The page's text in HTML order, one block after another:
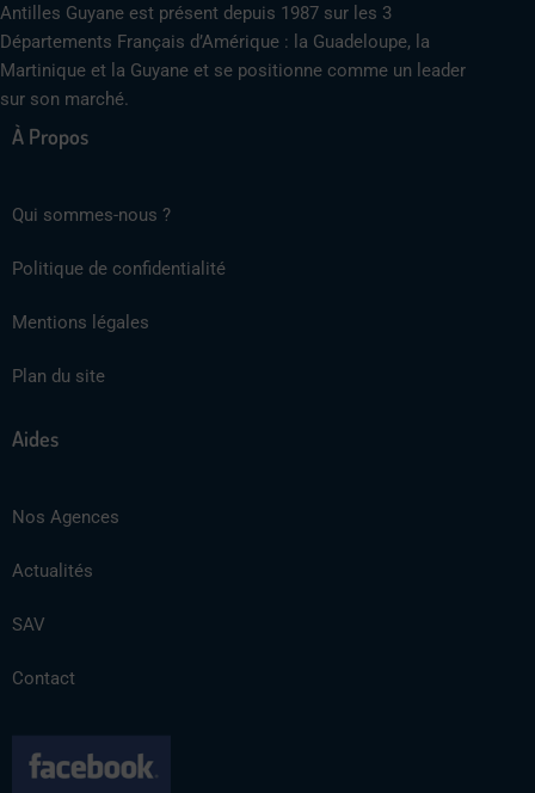
Antilles Guyane est présent depuis 1987 sur les 3
Départements Français d’Amérique : la Guadeloupe, la
Martinique et la Guyane et se positionne comme un leader
sur son marché.
À Propos
Qui sommes-nous ?
Politique de confidentialité
Mentions légales
Plan du site
Aides
Nos Agences
Actualités
SAV
Contact